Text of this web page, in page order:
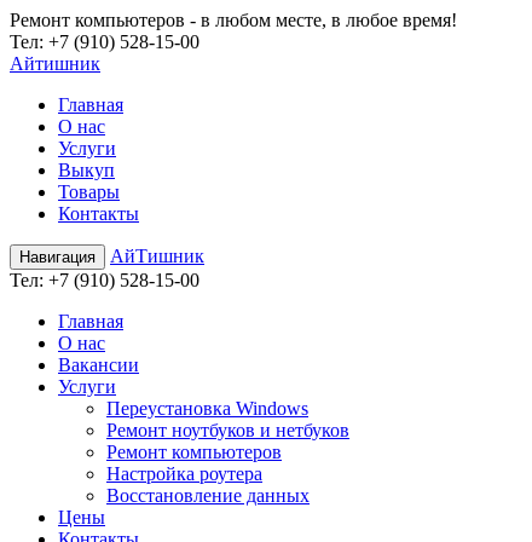
Ремонт компьютеров - в любом месте, в любое время!
Teл: +7 (910) 528-15-00
Айтишник
Главная
О нас
Услуги
Выкуп
Товары
Контакты
Навигация
АйТишник
Teл: +7 (910) 528-15-00
Главная
О нас
Вакансии
Услуги
Переустановка Windows
Ремонт ноутбуков и нетбуков
Ремонт компьютеров
Настройка роутера
Восстановление данных
Цены